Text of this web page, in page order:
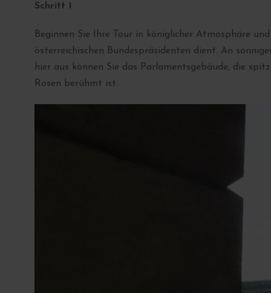
Schritt 1
Beginnen Sie Ihre Tour in königlicher Atmosphäre
österreichischen Bundespräsidenten dient. An
hier aus können Sie das Parlamentsgebäude, die
Rosen berühmt ist.